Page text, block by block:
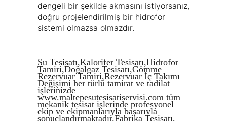
dengeli bir şekilde akmasını istiyorsanız,
doğru projelendirilmiş bir hidrofor
sistemi olmazsa olmazdır.
Su Tesisatı,Kalorifer Tesisatı,Hidrofor
Tamiri,Doğalgaz Tesisatı,Gömme
Rezervuar Tamiri,Rezervuar İç Takımı
Değişimi her türlü tamirat ve tadilat
işlerinizde
www.maltepesutesisatiservisi.com tüm
mekanik tesisat işlerinde profesyonel
ekip ve ekipmanlarıyla başarıyla
sonuçlandırmaktadır.Fabrika Tesisatı,